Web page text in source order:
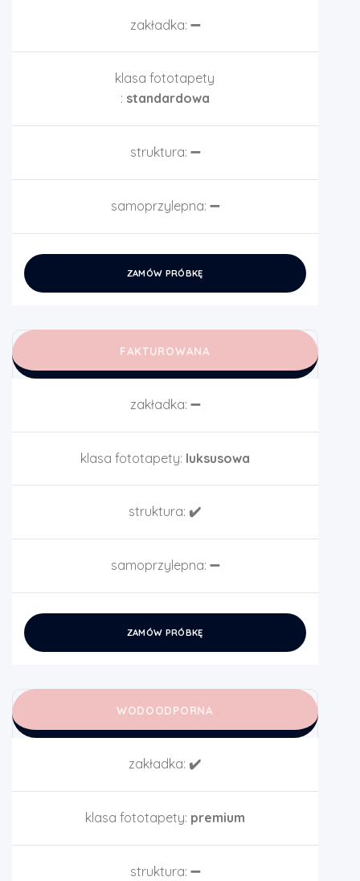
zakładka: ➖
klasa fototapety
: standardowa
struktura: ➖
samoprzylepna: ➖
ZAMÓW PRÓBKĘ
FAKTUROWANA
zakładka: ➖
klasa fototapety: luksusowa
struktura: ✔️
samoprzylepna: ➖
ZAMÓW PRÓBKĘ
WODOODPORNA
zakładka: ✔️
klasa fototapety: premium
struktura: ➖